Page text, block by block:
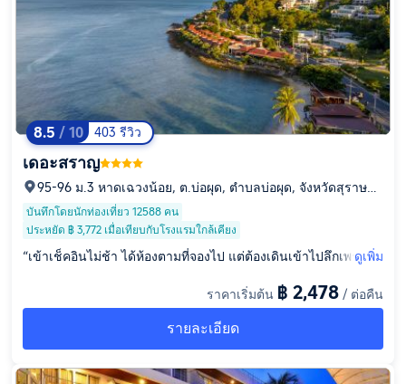
8.5 / 10 403 รีวิว
เดอะสราญ
95-96 ม.3 หาดเฉวงน้อย, ต.บ่อผุด, ตำบลบ่อผุด, จังหวัดสุราษฎร์
ธานี, 84320
บันทึกโดยนักท่องเที่ยว 12588 คน
ประหยัด ฿ 3,772 เมื่อเทียบกับโรงแรมใกล้เคียง
“เข้าเช็คอินไม่ช้า ได้ห้องตามที่จองไป แต่ต้องเดินเข้าไปลึกเพราะว่
ไปไกลไม่เหมาะกับผู้สูงอายุ ภายในห้องสวยงามแต่อุปกรณ์เฟอร์นิเจ
ต่ชายหาดเล่นไม่ได้ต้องเดินไปข้างข้างโรงแรม สำหรับที่จอดรถยน
ดูเพิ่ม
ราคาเริ่มต้น ฿ 2,478 / ต่อคืน
รายละเอียด